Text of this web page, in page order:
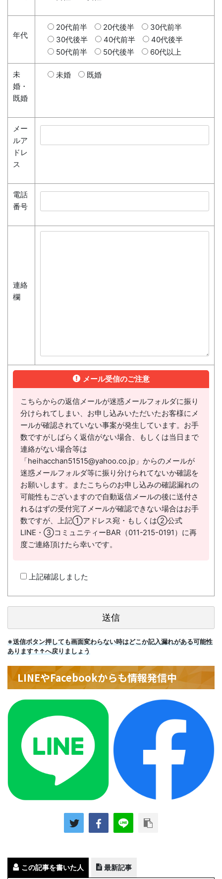
年代
20代前半 20代後半
30代前半
30代後半
40代前半
40代後半
50代前半
50代後半 60代以上
未
婚・
既婚
未婚 既婚
メー
ルア
ドレ
ス
電話
番号
連絡
欄
メール受信のご注意
こちらからの返信メールが迷惑メールフォルダに振り
分けられてしまい、お申し込みいただいたお客様にメ
ールが確認されていない事案が発生しています。お手
数ですがしばらく返信がない場合、もしくは当日まで
連絡がない場合等は
「heihacchan51515@yahoo.co.jp」からのメールが
迷惑メールフォルダ等に振り分けられてないか確認を
お願いします。またこちらのお申し込みの確認漏れの
可能性もございますので自動返信メールの後に送付さ
れるはずの受付完了メールが確認できない場合はお手
数ですが、上記①アドレス宛・もしくは②公式
LINE・③コミュニティーBAR（011-215-0191）に再
度ご連絡頂けたら幸いです。
上記確認しました
※送信ボタン押しても画面変わらない時はどこか記入漏れがある可能性
あります↑↑へ戻りましょう
LINEやFacebookからも情報発信中
この記事を書いた人 最新記事